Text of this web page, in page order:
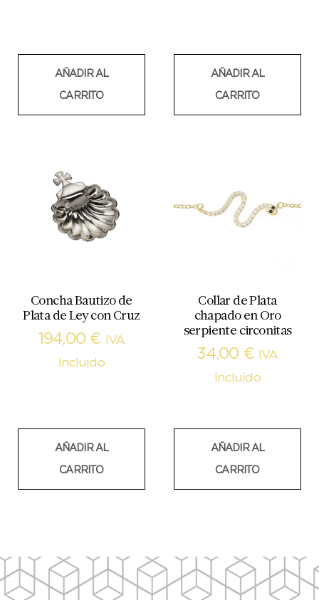
AÑADIR AL
CARRITO
AÑADIR AL
CARRITO
Concha Bautizo de
Plata de Ley con Cruz
194,00 €
IVA
Incluido
AÑADIR AL
CARRITO
Collar de Plata
chapado en Oro
serpiente circonitas
34,00 €
IVA
Incluido
AÑADIR AL
CARRITO